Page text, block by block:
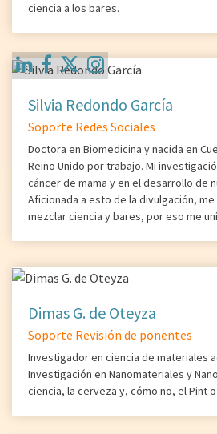
ciencia a los bares.
Silvia Redondo García
Soporte Redes Sociales
Doctora en Biomedicina y nacida en
Reino Unido por trabajo. Mi
cáncer de mama y en el desarrollo de
Aficionada a esto de la divulgación,
mezclar ciencia y bares, por eso me
Dimas G. de Oteyza
Soporte Revisión de ponentes
Investigador en ciencia de materiales
Investigación en Nanomateriales y
ciencia, la cerveza y, cómo no, el Pint